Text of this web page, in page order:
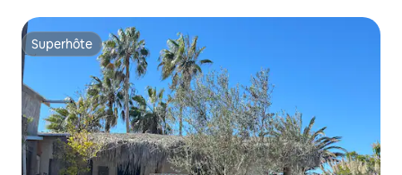
Superhôte
Superhôte